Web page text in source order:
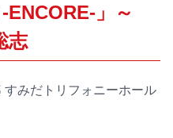
」～
志
みだトリフォニーホール